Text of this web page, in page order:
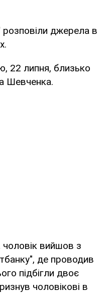
джерела в
22 липня, близько
Шевченка.
вийшов з
де проводив
підбігли двоє
чоловікові в